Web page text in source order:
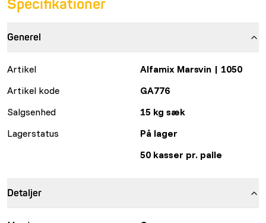
Specifikationer
Generel
Artikel
Alfamix Marsvin | 1050
Artikel kode
GA776
Salgsenhed
15 kg sæk
Lagerstatus
På lager
50 kasser pr. palle
Detaljer